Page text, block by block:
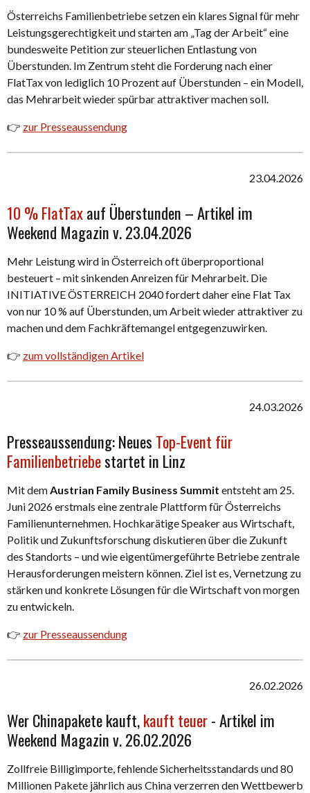
Österreichs Familienbetriebe setzen ein klares Signal für mehr
Leistungsgerechtigkeit und starten am „Tag der Arbeit“ eine
bundesweite Petition zur steuerlichen Entlastung von
Überstunden. Im Zentrum steht die Forderung nach einer
FlatTax von lediglich 10 Prozent auf Überstunden – ein Modell,
das Mehrarbeit wieder spürbar attraktiver machen soll.
👉 zur Presseaussendung
23.04.2026
10 % FlatTaxauf Überstunden – Artikel im
Weekend Magazin v. 23.04.2026
Mehr Leistung wird in Österreich oft überproportional
besteuert – mit sinkenden Anreizen für Mehrarbeit. Die
INITIATIVE ÖSTERREICH 2040 fordert daher eine Flat Tax
von nur 10 % auf Überstunden, um Arbeit wieder attraktiver zu
machen und dem Fachkräftemangel entgegenzuwirken.
👉 zum vollständigen Artikel
24.03.2026
Presseaussendung: Neues Top-Event für
Familienbetriebestartet in Linz
Mit demAustrian Family Business Summit entsteht am 25.
Juni 2026 erstmals eine zentrale Plattform für Österreichs
Familienunternehmen. Hochkarätige Speaker aus Wirtschaft,
Politik und Zukunftsforschung diskutieren über die Zukunft
des Standorts – und wie eigentümergeführte Betriebe zentrale
Herausforderungen meistern können. Ziel ist es, Vernetzung zu
stärken und konkrete Lösungen für die Wirtschaft von morgen
zu entwickeln.
👉 zur Presseaussendung
26.02.2026
Wer Chinapakete kauft,kauft teuer- Artikel im
Weekend Magazin v. 26.02.2026
Zollfreie Billigimporte, fehlende Sicherheitsstandards und 80
Millionen Pakete jährlich aus China verzerren den Wettbewerb